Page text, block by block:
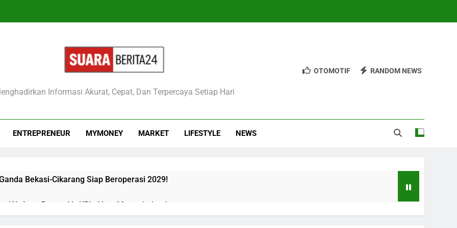
Informasi Akurat, Cepat, Dan Terpercaya Setiap Hari
OTOMOTIF RANDOM NEWS
ENTREPRENEUR MYMONEY MARKET LIFESTYLE NEWS
Bekasi-Cikarang Siap Beroperasi 2029!
KA Argo Bromo Vs KRL Akan Mengejutkan!